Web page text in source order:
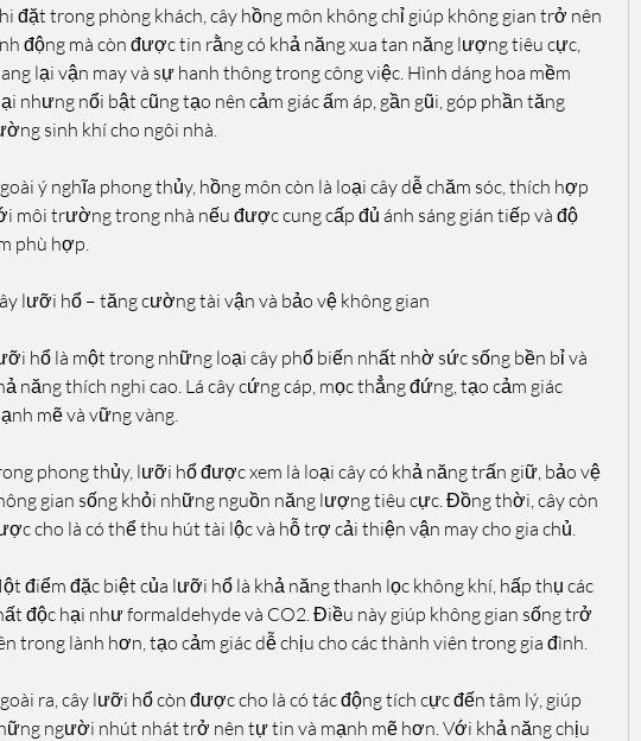
đặt trong phòng khách, cây hồng môn không chỉ giúp không gian trở nên
động mà còn được tin rằng có khả năng xua tan năng lượng tiêu cực,
lại vận may và sự hanh thông trong công việc. Hình dáng hoa mềm
nhưng nổi bật cũng tạo nên cảm giác ấm áp, gần gũi, góp phần tăng
sinh khí cho ngôi nhà.
ý nghĩa phong thủy, hồng môn còn là loại cây dễ chăm sóc, thích hợp
môi trường trong nhà nếu được cung cấp đủ ánh sáng gián tiếp và độ
phù hợp.
lưỡi hổ – tăng cường tài vận và bảo vệ không gian
hổ là một trong những loại cây phổ biến nhất nhờ sức sống bền bỉ và
năng thích nghi cao. Lá cây cứng cáp, mọc thẳng đứng, tạo cảm giác
mẽ và vững vàng.
phong thủy, lưỡi hổ được xem là loại cây có khả năng trấn giữ, bảo vệ
gian sống khỏi những nguồn năng lượng tiêu cực. Đồng thời, cây còn
cho là có thể thu hút tài lộc và hỗ trợ cải thiện vận may cho gia chủ.
điểm đặc biệt của lưỡi hổ là khả năng thanh lọc không khí, hấp thụ các
độc hại như formaldehyde và CO2. Điều này giúp không gian sống trở
trong lành hơn, tạo cảm giác dễ chịu cho các thành viên trong gia đình.
ra, cây lưỡi hổ còn được cho là có tác động tích cực đến tâm lý, giúp
người nhút nhát trở nên tự tin và mạnh mẽ hơn. Với khả năng chịu